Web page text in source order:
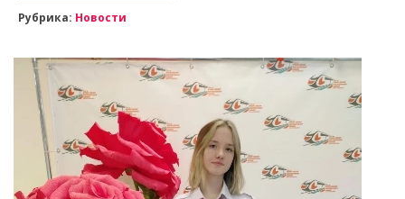
Рубрика: Новости